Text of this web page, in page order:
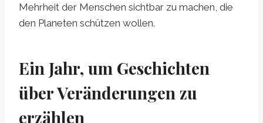
Mehrheit der Menschen sichtbar zu machen, die
den Planeten schützen wollen.
Ein Jahr, um Geschichten
über Veränderungen zu
erzählen